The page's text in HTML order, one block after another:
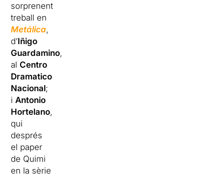
sorprenent
treball en
Metálica,
d’Iñigo
Guardamino,
alCentro
Dramatico
Nacional;
iAntonio
Hortelano,
qui
després
el paper
de Quimi
en la sèrie